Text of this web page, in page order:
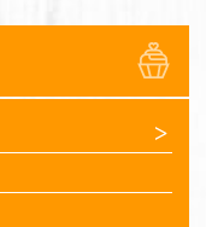
>